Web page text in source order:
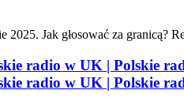
2025. Jak głosować za granicą?